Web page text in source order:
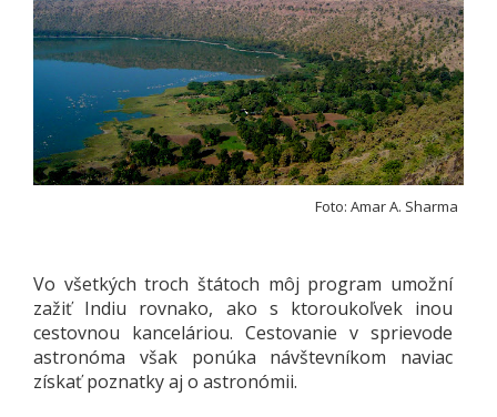
Foto: Amar A. Sharma
Vo všetkých troch štátoch môj program umožní
zažiť Indiu rovnako, ako s ktoroukoľvek inou
cestovnou kanceláriou. Cestovanie v sprievode
astronóma však ponúka návštevníkom naviac
získať poznatky aj o astronómii.